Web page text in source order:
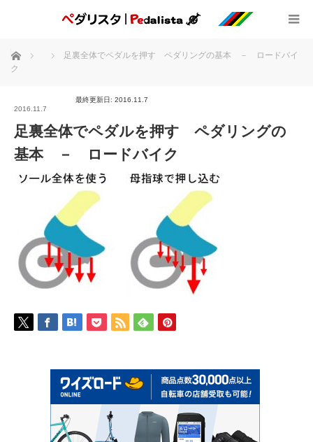
ホーム
足裏全体でペダルを押す ペダリングの基本 － ロードバイ
ク
2016.11.7
最終更新日: 2016.11.7
足裏全体でペダルを押す ペダリングの
基本 － ロードバイク